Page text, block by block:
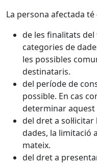
La persona afectada
de les finalitats
categories de
les possibles
destinataris.
del període de
possible. En cas
determinar aquest
del dret a
dades, la limitació
mateix.
del dret a